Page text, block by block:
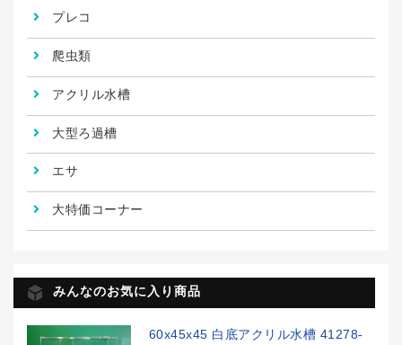
プレコ
爬虫類
アクリル水槽
大型ろ過槽
エサ
大特価コーナー
みんなのお気に入り商品
60x45x45 白底アクリル水槽 41278-